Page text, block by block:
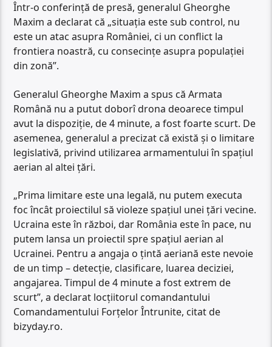
Într-o conferință de presă, generalul Gheorghe
Maxim a declarat că „situația este sub control, nu
este un atac asupra României, ci un conflict la
frontiera noastră, cu consecințe asupra populației
din zonă”.
Generalul Gheorghe Maxim a spus că Armata
Română nu a putut doborî drona deoarece timpul
avut la dispoziție, de 4 minute, a fost foarte scurt. De
asemenea, generalul a precizat că există și o limitare
legislativă, privind utilizarea armamentului în spațiul
aerian al altei țări.
„Prima limitare este una legală, nu putem executa
foc încât proiectilul să violeze spațiul unei țări vecine.
Ucraina este în război, dar România este în pace, nu
putem lansa un proiectil spre spațiul aerian al
Ucrainei. Pentru a angaja o țintă aeriană este nevoie
de un timp – detecție, clasificare, luarea deciziei,
angajarea. Timpul de 4 minute a fost extrem de
scurt”, a declarat locțiitorul comandantului
Comandamentului Forțelor Întrunite, citat de
bizyday.ro.